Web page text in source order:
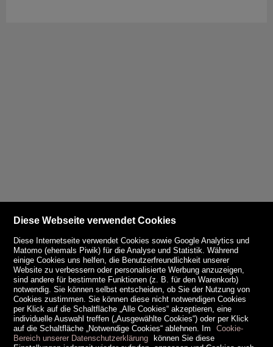
Diese Webseite verwendet Cookies
Diese Internetseite verwendet Cookies sowie Google Analytics und
Matomo (ehemals Piwik) für die Analyse und Statistik. Während
einige Cookies uns helfen, die Benutzerfreundlichkeit unserer
Website zu verbessern oder personalisierte Werbung anzuzeigen,
sind andere für bestimmte Funktionen (z. B. für den Warenkorb)
notwendig. Sie können selbst entscheiden, ob Sie der Nutzung von
Cookies zustimmen. Sie können diese nicht notwendigen Cookies
per Klick auf die Schaltfläche „Alle Cookies“ akzeptieren, eine
individuelle Auswahl treffen („Ausgewählte Cookies“) oder per Klick
auf die Schaltfläche „Notwendige Cookies“ ablehnen. Im
Cookie-
Bereich unserer Datenschutzerklärung können Sie diese